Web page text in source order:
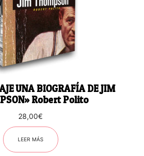
UNA BIOGRAFÍA DE JIM
Robert Polito
28,00€
LEER MÁS